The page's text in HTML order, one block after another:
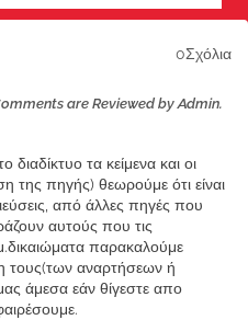
0Σχόλια
are Reviewed by Admin.
διαδίκτυο τα κείμενα και οι
της πηγής) θεωρούμε ότι είναι
από άλλες πηγές που
αυτούς που τις
παρακαλούμε
τους(των αναρτήσεων ή
άμεσα εάν θίγεστε απο